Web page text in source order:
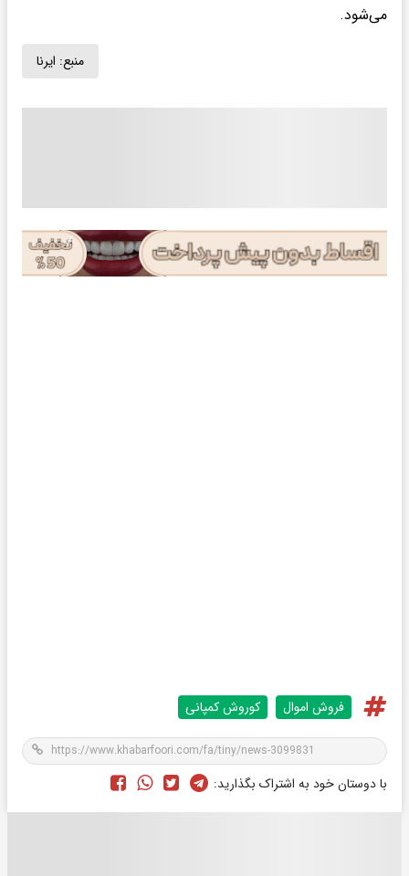
می‌شود.
منبع: ایرنا
فروش اموال کوروش کمپانی
با دوستان خود به اشتراک بگذارید: